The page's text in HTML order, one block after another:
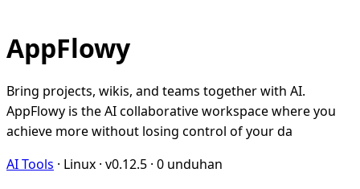
AppFlowy
Bring projects, wikis, and teams together with AI.
AppFlowy is the AI collaborative workspace where you
achieve more without losing control of your da
AI Tools · Linux · v0.12.5 · 0 unduhan